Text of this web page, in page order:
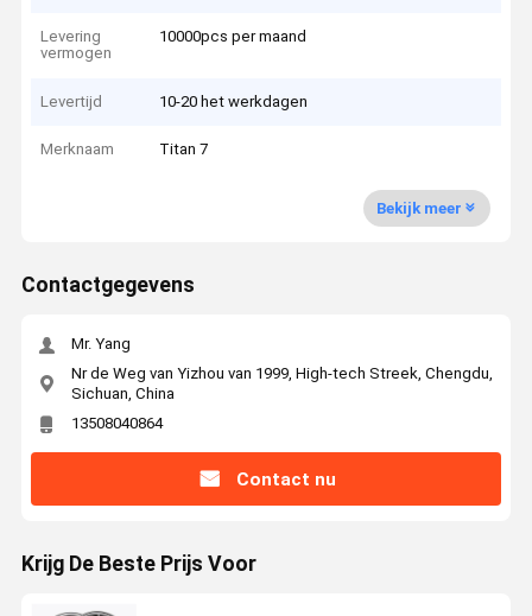
Levering
vermogen
10000pcs per maand
Levertijd 10-20 het werkdagen
Merknaam Titan 7
Bekijk meer
Contactgegevens
Mr. Yang
Nr de Weg van Yizhou van 1999, High-tech Streek, Chengdu,
Sichuan, China
13508040864
Contact nu
Krijg De Beste Prijs Voor